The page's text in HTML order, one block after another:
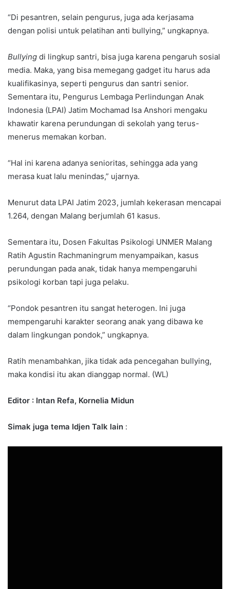
“Di pesantren, selain pengurus, juga ada kerjasama
dengan polisi untuk pelatihan anti bullying,” ungkapnya.
Bullying di lingkup santri, bisa juga karena pengaruh sosial
media. Maka, yang bisa memegang gadget itu harus ada
kualifikasinya, seperti pengurus dan santri senior.
Sementara itu, Pengurus Lembaga Perlindungan Anak
Indonesia (LPAI) Jatim Mochamad Isa Anshori mengaku
khawatir karena perundungan di sekolah yang terus-
menerus memakan korban.
“Hal ini karena adanya senioritas, sehingga ada yang
merasa kuat lalu menindas,” ujarnya.
Menurut data LPAI Jatim 2023, jumlah kekerasan mencapai
1.264, dengan Malang berjumlah 61 kasus.
Sementara itu, Dosen Fakultas Psikologi UNMER Malang
Ratih Agustin Rachmaningrum menyampaikan, kasus
perundungan pada anak, tidak hanya mempengaruhi
psikologi korban tapi juga pelaku.
“Pondok pesantren itu sangat heterogen. Ini juga
mempengaruhi karakter seorang anak yang dibawa ke
dalam lingkungan pondok,” ungkapnya.
Ratih menambahkan, jika tidak ada pencegahan bullying,
maka kondisi itu akan dianggap normal. (WL)
Editor : Intan Refa, Kornelia Midun
Simak juga tema Idjen Talk lain :